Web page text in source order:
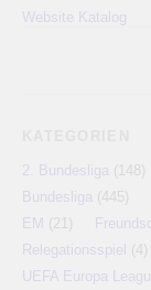
Website Katalog
2. Bundesliga (148)
Bundesliga (445)
EM
(21)
Relegationsspiel (4)
UEFA Europa